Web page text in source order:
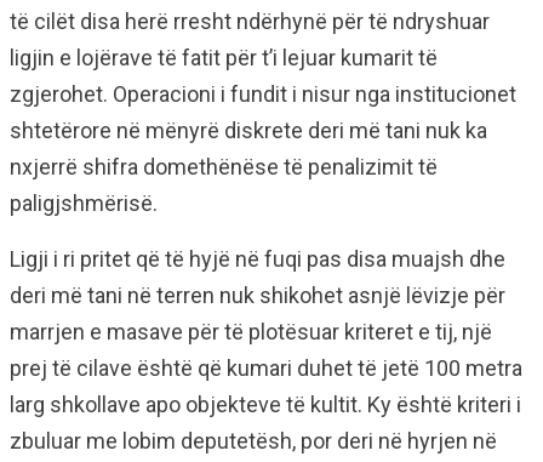
të cilët disa herë rresht ndërhynë për të ndryshuar
ligjin e lojërave të fatit për t’i lejuar kumarit të
zgjerohet. Operacioni i fundit i nisur nga institucionet
shtetërore në mënyrë diskrete deri më tani nuk ka
nxjerrë shifra domethënëse të penalizimit të
paligjshmërisë.
Ligji i ri pritet që të hyjë në fuqi pas disa muajsh dhe
deri më tani në terren nuk shikohet asnjë lëvizje për
marrjen e masave për të plotësuar kriteret e tij, një
prej të cilave është që kumari duhet të jetë 100 metra
larg shkollave apo objekteve të kultit. Ky është kriteri i
zbuluar me lobim deputetësh, por deri në hyrjen në